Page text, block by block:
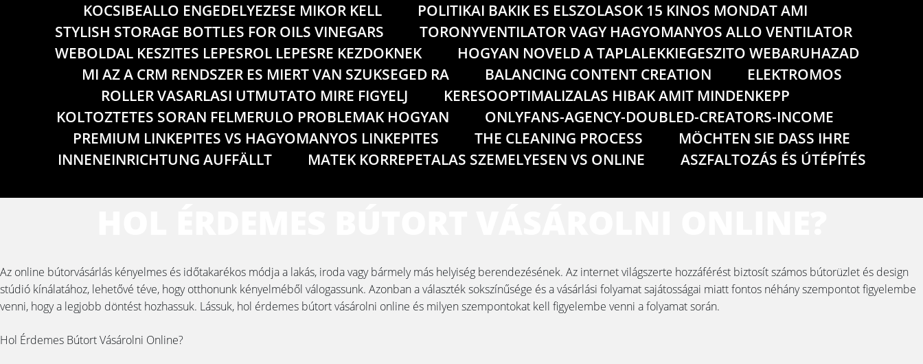
KOCSIBEALLO ENGEDELYEZESE MIKOR KELL
POLITIKAI BAKIK ES ELSZOLASOK 15 KINOS MONDAT AMI
STYLISH STORAGE BOTTLES FOR OILS VINEGARS
TORONYVENTILATOR VAGY HAGYOMANYOS ALLO VENTILATOR
WEBOLDAL KESZITES LEPESROL LEPESRE KEZDOKNEK
HOGYAN NOVELD A TAPLALEKKIEGESZITO WEBARUHAZAD
MI AZ A CRM RENDSZER ES MIERT VAN SZUKSEGED RA
BALANCING CONTENT CREATION
ELEKTROMOS
ROLLER VASARLASI UTMUTATO MIRE FIGYELJ
KERESOOPTIMALIZALAS HIBAK AMIT MINDENKEPP
KOLTOZTETES SORAN FELMERULO PROBLEMAK HOGYAN
ONLYFANS-AGENCY-DOUBLED-CREATORS-INCOME
PREMIUM LINKEPITES VS HAGYOMANYOS LINKEPITES
THE CLEANING PROCESS
MÖCHTEN SIE DASS IHRE
INNENEINRICHTUNG AUFFÄLLT
MATEK KORREPETALAS SZEMELYESEN VS ONLINE ASZFALTOZÁS ÉS ÚTÉPÍTÉS
Az online bútorvásárlás kényelmes és időtakarékos módja a lakás, iroda vagy bármely más helyiség berendezésének. Az internet világszerte hozzáférést biztosít számos bútorüzlet és design
stúdió kínálatához, lehetővé téve, hogy otthonunk kényelméből válogassunk. Azonban a választék sokszínűsége és a vásárlási folyamat sajátosságai miatt fontos néhány szempontot figyelembe
venni, hogy a legjobb döntést hozhassuk. Lássuk, hol érdemes bútort vásárolni online és milyen szempontokat kell figyelembe venni a folyamat során.
Hol Érdemes Bútort Vásárolni Online?